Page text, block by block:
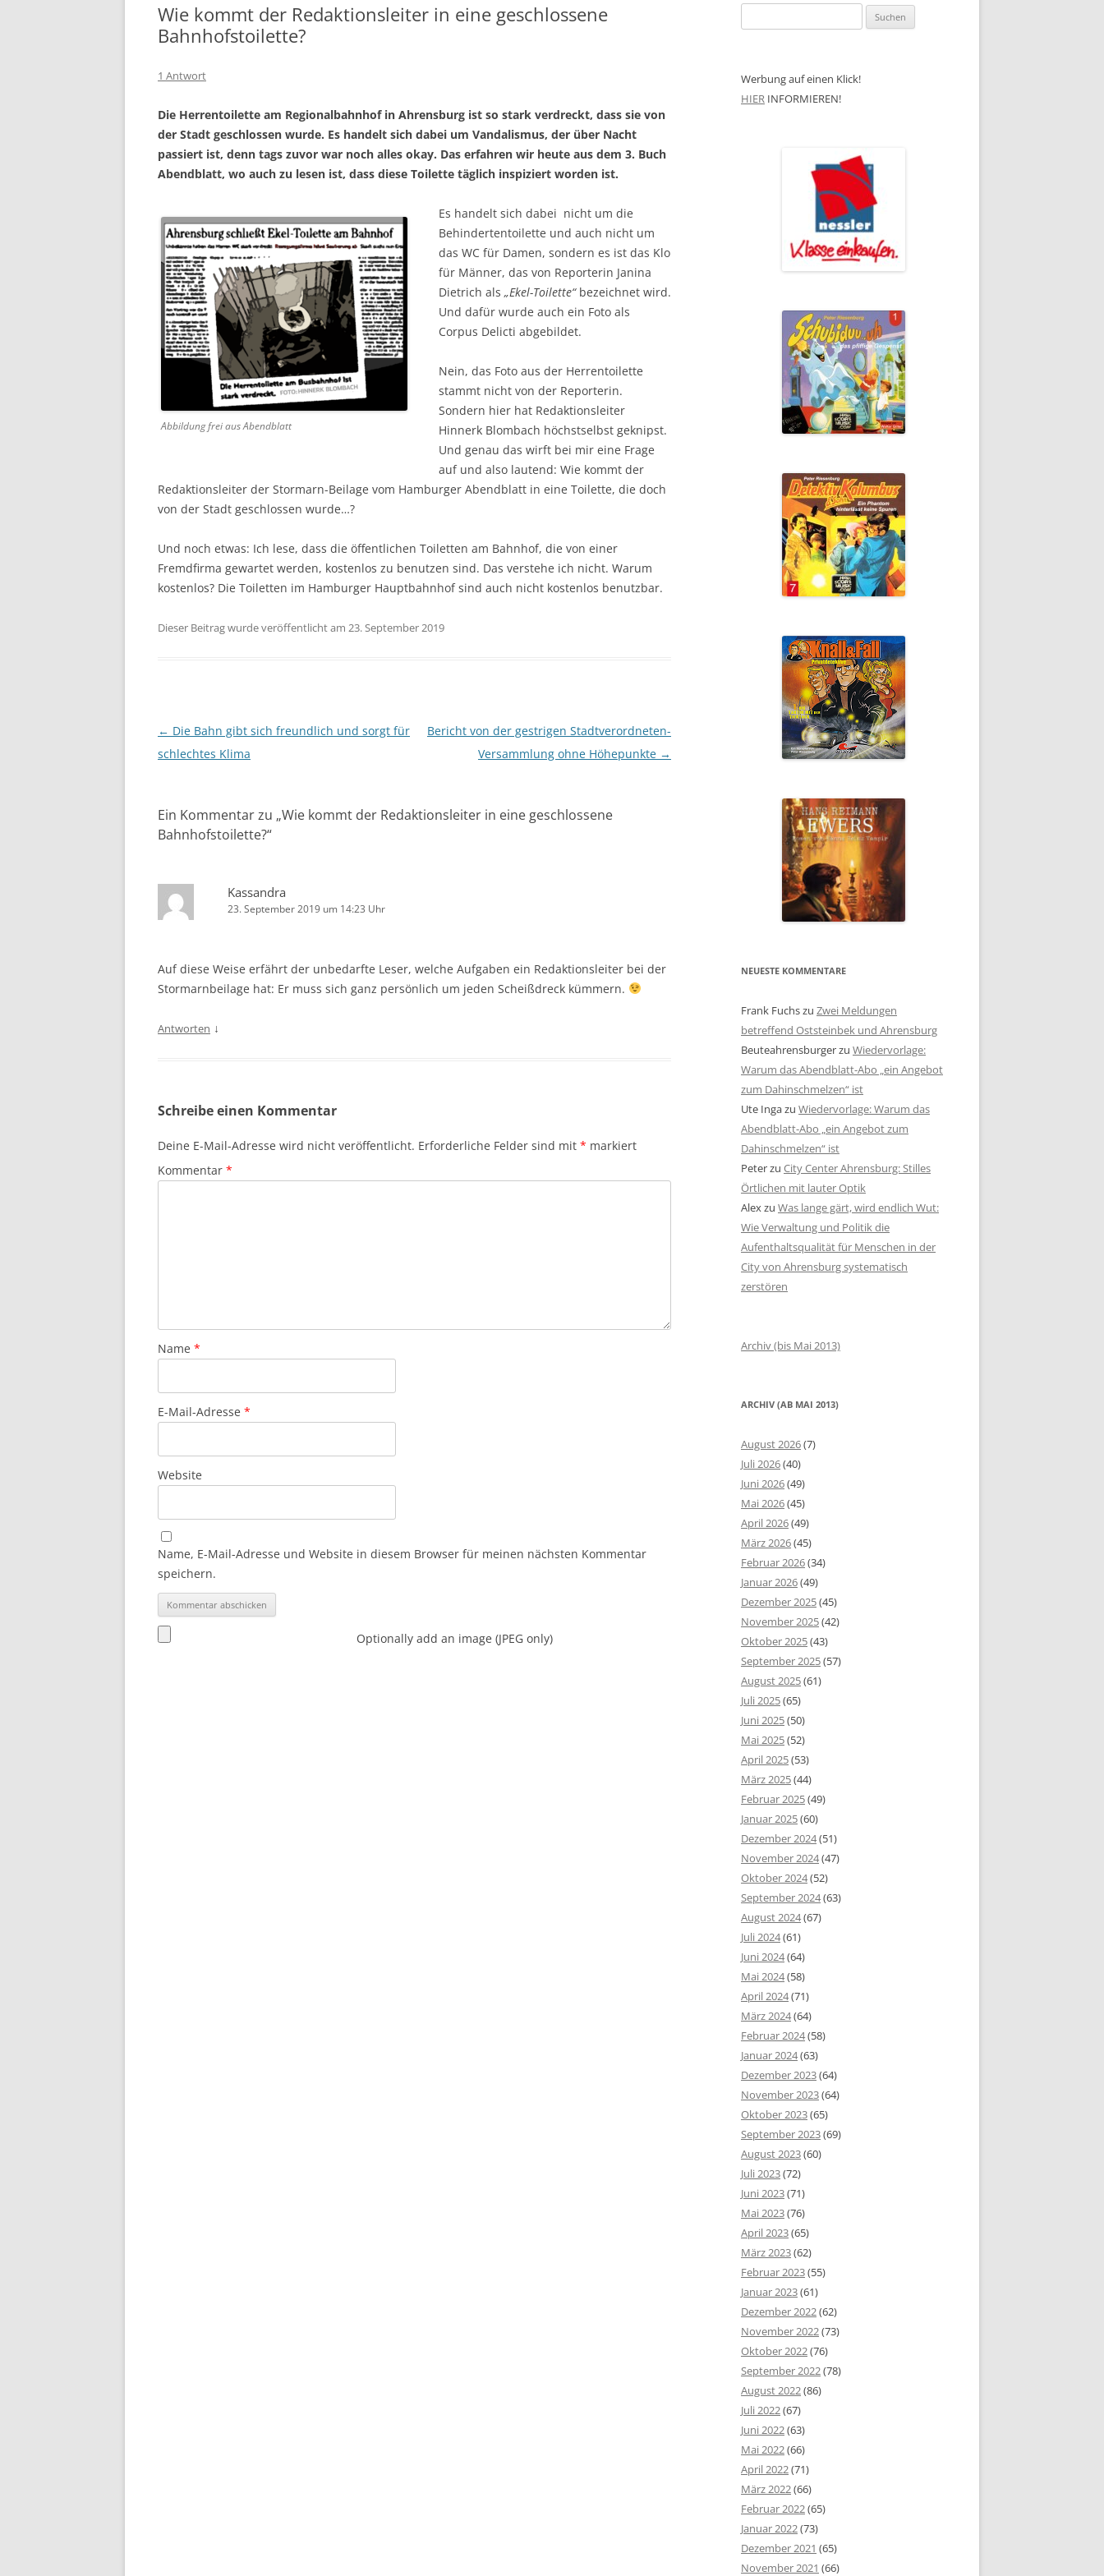
Wie kommt der Redaktionsleiter in eine geschlossene
Bahnhofstoilette?
1 Antwort
Die Herrentoilette am Regionalbahnhof in Ahrensburg ist so stark verdreckt, dass sie von
der Stadt geschlossen wurde. Es handelt sich dabei um Vandalismus, der über Nacht
passiert ist, denn tags zuvor war noch alles okay. Das erfahren wir heute aus dem 3. Buch
Abendblatt, wo auch zu lesen ist, dass diese Toilette täglich inspiziert worden ist.
Abbildung frei aus Abendblatt
Es handelt sich dabei nicht um die
Behindertentoilette und auch nicht um
das WC für Damen, sondern es ist das Klo
für Männer, das von Reporterin Janina
Dietrich als „Ekel-Toilette“bezeichnet wird.
Und dafür wurde auch ein Foto als
Corpus Delicti abgebildet.
Nein, das Foto aus der Herrentoilette
stammt nicht von der Reporterin.
Sondern hier hat Redaktionsleiter
Hinnerk Blombach höchstselbst geknipst.
Und genau das wirft bei mir eine Frage
auf und also lautend: Wie kommt der
Redaktionsleiter der Stormarn-Beilage vom Hamburger Abendblatt in eine Toilette, die doch
von der Stadt geschlossen wurde…?
Und noch etwas: Ich lese, dass die öffentlichen Toiletten am Bahnhof, die von einer
Fremdfirma gewartet werden, kostenlos zu benutzen sind. Das verstehe ich nicht. Warum
kostenlos? Die Toiletten im Hamburger Hauptbahnhof sind auch nicht kostenlos benutzbar.
Dieser Beitrag wurde veröffentlicht am 23. September 2019
Beitragsnavigation
← Die Bahn gibt sich freundlich und sorgt für
schlechtes Klima
Bericht von der gestrigen Stadtverordneten-
Versammlung ohne Höhepunkte →
Ein Kommentar zu „Wie kommt der Redaktionsleiter in eine geschlossene
Bahnhofstoilette?“
Kassandra
23. September 2019 um 14:23 Uhr
Auf diese Weise erfährt der unbedarfte Leser, welche Aufgaben ein Redaktionsleiter bei der
Stormarnbeilage hat: Er muss sich ganz persönlich um jeden Scheißdreck kümmern.
Antworten ↓
Schreibe einen Kommentar
Deine E-Mail-Adresse wird nicht veröffentlicht. Erforderliche Felder sind mit * markiert
Kommentar *
Name *
E-Mail-Adresse *
Website
Name, E-Mail-Adresse und Website in diesem Browser für meinen nächsten Kommentar
speichern.
Optionally add an image (JPEG only)
nach:
Werbung auf einen Klick!
HIER INFORMIEREN!
NEUESTE KOMMENTARE
Frank Fuchszu Zwei Meldungen
betreffend Oststeinbek und Ahrensburg
Beuteahrensburgerzu Wiedervorlage:
Warum das Abendblatt-Abo „ein Angebot
zum Dahinschmelzen“ ist
Ute Ingazu Wiedervorlage: Warum das
Abendblatt-Abo „ein Angebot zum
Dahinschmelzen“ ist
Peterzu City Center Ahrensburg: Stilles
Örtlichen mit lauter Optik
Alexzu Was lange gärt, wird endlich Wut:
Wie Verwaltung und Politik die
Aufenthaltsqualität für Menschen in der
City von Ahrensburg systematisch
zerstören
Archiv (bis Mai 2013)
ARCHIV (AB MAI 2013)
August 2026(7)
Juli 2026(40)
Juni 2026(49)
Mai 2026(45)
April 2026(49)
März 2026(45)
Februar 2026(34)
Januar 2026(49)
Dezember 2025(45)
November 2025(42)
Oktober 2025(43)
September 2025(57)
August 2025(61)
Juli 2025(65)
Juni 2025(50)
Mai 2025(52)
April 2025(53)
März 2025(44)
Februar 2025(49)
Januar 2025(60)
Dezember 2024(51)
November 2024(47)
Oktober 2024(52)
September 2024(63)
August 2024(67)
Juli 2024(61)
Juni 2024(64)
Mai 2024(58)
April 2024(71)
März 2024(64)
Februar 2024(58)
Januar 2024(63)
Dezember 2023(64)
November 2023(64)
Oktober 2023(65)
September 2023(69)
August 2023(60)
Juli 2023(72)
Juni 2023(71)
Mai 2023(76)
April 2023(65)
März 2023(62)
Februar 2023(55)
Januar 2023(61)
Dezember 2022(62)
November 2022(73)
Oktober 2022(76)
September 2022(78)
August 2022(86)
Juli 2022(67)
Juni 2022(63)
Mai 2022(66)
April 2022(71)
März 2022(66)
Februar 2022(65)
Januar 2022(73)
Dezember 2021 (65)
November 2021 (66)